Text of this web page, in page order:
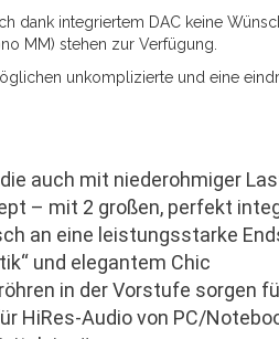
dank integriertem DAC keine
MM) stehen zur Verfügung.
unkomplizierte und eine
auch mit niederohmiger
– mit 2 großen, perfekt
an eine leistungsstarke
und elegantem Chic
in der Vorstufe sorgen
HiRes-Audio von PC/